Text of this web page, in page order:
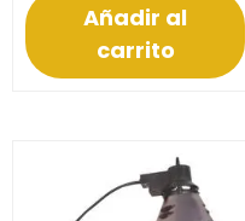
Añadir al
carrito